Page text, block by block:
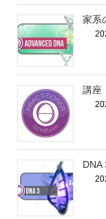
家系
講座
DNA